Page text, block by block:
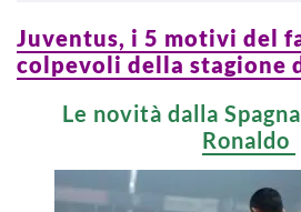
Juventus, i 5 motivi del
colpevoli della stagione
Le novità dalla
Ronaldo